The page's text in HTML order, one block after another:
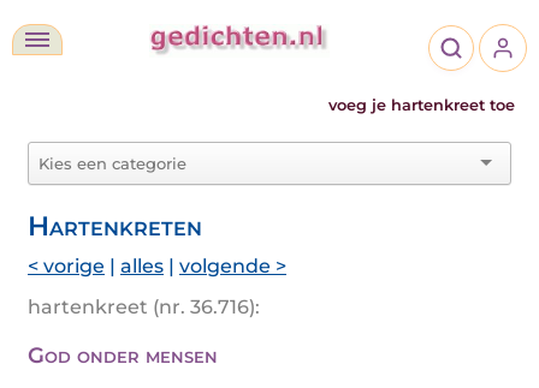
voeg je hartenkreet toe
Hartenkreten
< vorige | alles | volgende >
hartenkreet (nr. 36.716):
God onder mensen